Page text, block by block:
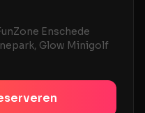
Enschede
Glow Minigolf